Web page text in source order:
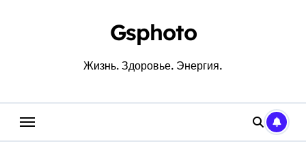
Gsphoto
Жизнь. Здоровье. Энергия.